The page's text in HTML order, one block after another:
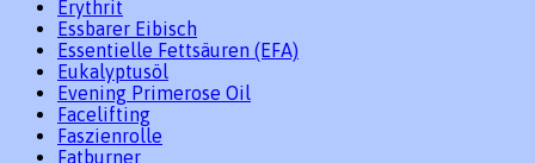
Erythrit
Essbarer Eibisch
Essentielle Fettsäuren (EFA)
Eukalyptusöl
Evening Primerose Oil
Facelifting
Faszienrolle
Fatburner